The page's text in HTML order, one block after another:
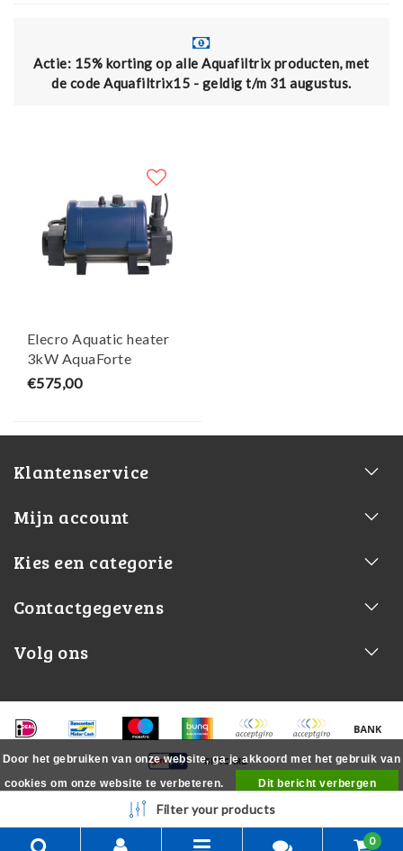
15% korting op alle Aquafiltrix producten, met
de code Aquafiltrix15 - geldig t/m 31 augustus.
Elecro Aquatic heater
3kW AquaForte
€575,00
Klantenservice
Mijn account
Kies een categorie
Contactgegevens
Volg ons
Filter your products
0
Door het gebruiken van onze website, ga je akkoord met het gebruik van
cookies om onze website te verbeteren.
Dit bericht verbergen
Meer over cookies »